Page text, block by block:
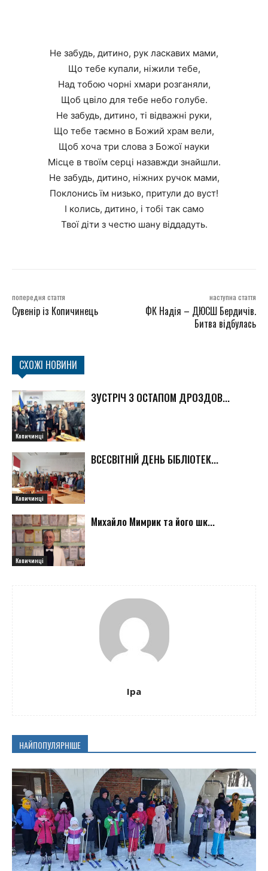
Не забудь, дитино, рук ласкавих мами,
Що тебе купали, ніжили тебе,
Над тобою чорні хмари розганяли,
Щоб цвіло для тебе небо голубе.
Не забудь, дитино, ті відважні руки,
Що тебе таємно в Божий храм вели,
Щоб хоча три слова з Божої науки
Місце в твоїм серці назавжди знайшли.
Не забудь, дитино, ніжних ручок мами,
Поклонись їм низько, притули до вуст!
І колись, дитино, і тобі так само
Твої діти з честю шану віддадуть.
попередня стаття
Сувенір із Копичинець
наступна стаття
ФК Надія – ДЮСШ Бердичів.
Битва відбулась
СХОЖІ НОВИНИ
Копичинці
ЗУСТРІЧ З ОСТАПОМ ДРОЗДОВ...
Копичинці
ВСЕСВІТНІЙ ДЕНЬ БІБЛІОТЕК...
Копичинці
Михайло Мимрик та його шк...
Іра
НАЙПОПУЛЯРНІШЕ